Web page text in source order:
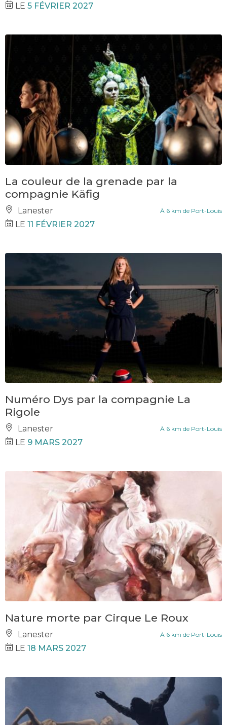
LE 5 FÉVRIER 2027
La couleur de la grenade par la
compagnie Käfig
Lanester À 6 km de Port-Louis
LE 11 FÉVRIER 2027
Numéro Dys par la compagnie La
Rigole
Lanester À 6 km de Port-Louis
LE 9 MARS 2027
Nature morte par Cirque Le Roux
Lanester À 6 km de Port-Louis
LE 18 MARS 2027